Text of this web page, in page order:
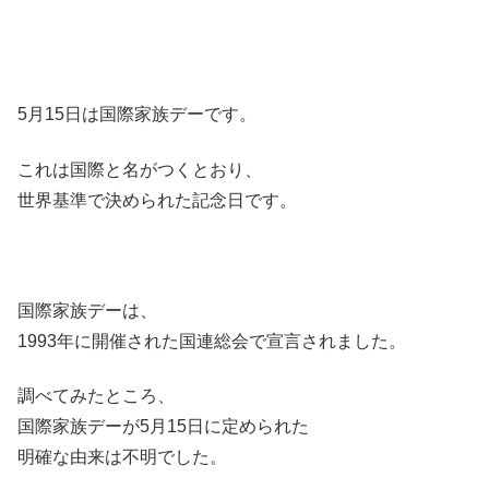
5月15日は国際家族デーです。
これは国際と名がつくとおり、
世界基準で決められた記念日です。
国際家族デーは、
1993年に開催された国連総会で宣言されました。
調べてみたところ、
国際家族デーが5月15日に定められた
明確な由来は不明でした。